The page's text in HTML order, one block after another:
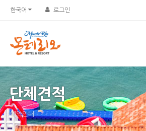
한국어 로그인
단체견적
예약안내
Sketchbook5, 스케치북5